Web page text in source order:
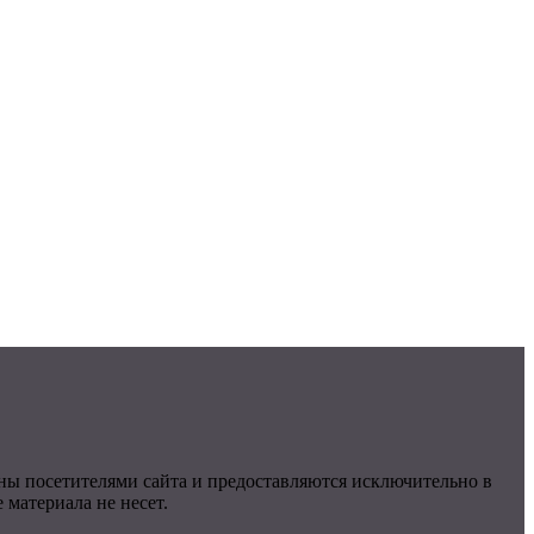
сайта и предоставляются исключительно в
не несет.